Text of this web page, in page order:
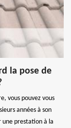
la pose de
vous pouvez vous
années à son
une prestation à la